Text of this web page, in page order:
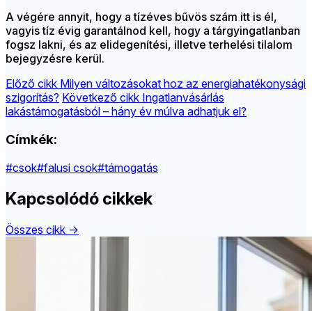
A végére annyit, hogy a tízéves bűvös szám itt is él,
vagyis tíz évig garantálnod kell, hogy a tárgyingatlanban
fogsz lakni, és az elidegenítési, illetve terhelési tilalom
bejegyzésre kerül.
Előző cikk Milyen változásokat hoz az energiahatékonysági
szigorítás? Következő cikk Ingatlanvásárlás
lakástámogatásból – hány év múlva adhatjuk el?
Címkék:
#csok#falusi csok#támogatás
Kapcsolódó cikkek
Összes cikk →